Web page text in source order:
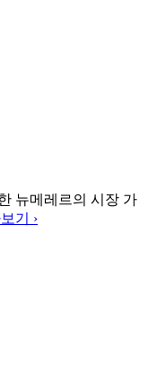
뉴메레르의 시장 가
기 ›